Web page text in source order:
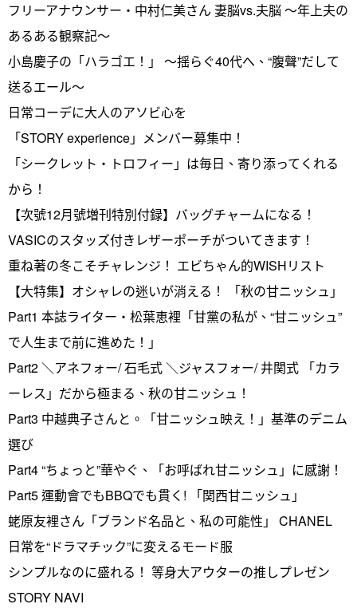
フリーアナウンサー・中村仁美さん 妻脳vs.夫脳 ～年上夫の
あるある観察記～
小島慶子の「ハラゴエ！」 ～揺らぐ40代へ、“腹聲”だして
送るエール～
日常コーデに大人のアソビ心を
「STORY experience」メンバー募集中！
「シークレット・トロフィー」は毎日、寄り添ってくれる
から！
【次號12月號増刊特別付録】バッグチャームになる！
VASICのスタッズ付きレザーポーチがついてきます！
重ね著の冬こそチャレンジ！ エビちゃん的WISHリスト
【大特集】オシャレの迷いが消える！ 「秋の甘ニッシュ」
Part1 本誌ライター・松葉恵裡「甘黨の私が、“甘ニッシュ”
で人生まで前に進めた！」
Part2 ＼アネフォー/ 石毛式 ＼ジャスフォー/ 井関式 「カラ
ーレス」だから極まる、秋の甘ニッシュ！
Part3 中越典子さんと。「甘ニッシュ映え！」基準のデニム
選び
Part4 “ちょっと”華やぐ、「お呼ばれ甘ニッシュ」に感謝！
Part5 運動會でもBBQでも貫く! 「関西甘ニッシュ」
蛯原友裡さん「ブランド名品と、私の可能性」 CHANEL
日常を“ドラマチック”に変えるモード服
シンプルなのに盛れる！ 等身大アウターの推しプレゼン
STORY NAVI